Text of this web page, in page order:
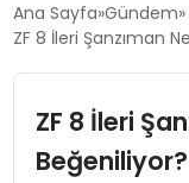
EKONOMI
Ana Sayfa Gündem
ZF 8 İleri Şanzıman
ZF 8 İleri
Beğeniliyor?